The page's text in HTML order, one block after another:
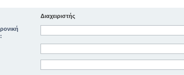
Διαχειριστής